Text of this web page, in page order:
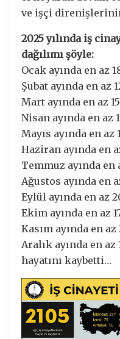
ve işçi
2025 yılında iş
dağılımı şöyle:
Ocak ayında en az
Şubat ayında en az
Mart ayında en az
Nisan ayında en az
Mayıs ayında en az
Haziran ayında en
Temmuz ayında en
Ağustos ayında en
Eylül ayında en az
Ekim ayında en az
Kasım ayında en az
Aralık ayında en
hayatını kaybetti…